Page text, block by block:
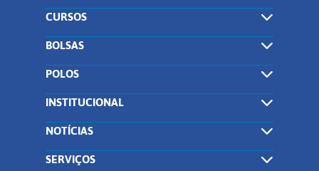
CURSOS
BOLSAS
POLOS
INSTITUCIONAL
NOTÍCIAS
SERVIÇOS